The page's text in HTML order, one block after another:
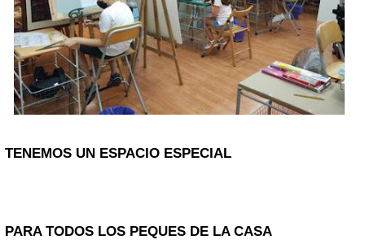
TENEMOS UN ESPACIO ESPECIAL
PARA TODOS LOS PEQUES DE LA CASA